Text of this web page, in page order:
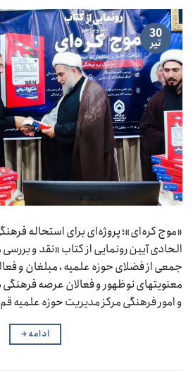
30
تیر
«موج کره‌ای»؛ پروژه‌ای برای استحاله
الحادی آیین رونمایی از کتاب «نقد و
جمعی از فضلای حوزه علمیه ، مبلغان و
معنویتهای نوظهور و فعالان عرصه فرهنگی
و امور فرهنگی مرکز مدیریت حوزه علمیه قم
ادامه→